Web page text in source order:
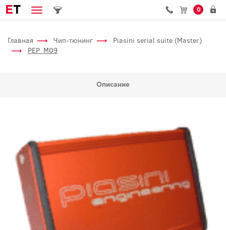
ET 0
Главная Чип-тюнинг
Piasini serial suite (Master)
PEP_M09
Описание